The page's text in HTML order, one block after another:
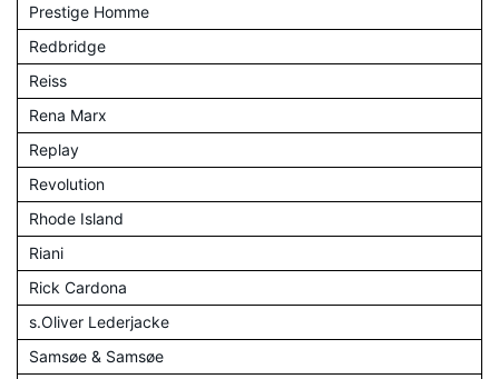
Prestige Homme
Redbridge
Reiss
Rena Marx
Replay
Revolution
Rhode Island
Riani
Rick Cardona
s.Oliver Lederjacke
Samsøe & Samsøe